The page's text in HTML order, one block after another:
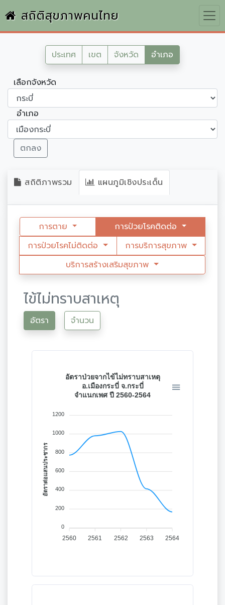
สถิติสุขภาพคนไทย
ประเทศ เขต จังหวัด อำเภอ
เลือกจังหวัด
อำเภอ
ตกลง
สถิติภาพรวม แผนภูมิเชิงประเด็น
การตาย
การป่วยโรคติดต่อ
การป่วยโรคไม่ติดต่อ
การบริการสุขภาพ
บริการสร้างเสริมสุขภาพ
ไข้ไม่ทราบสาเหตุ
อัตรา จำนวน